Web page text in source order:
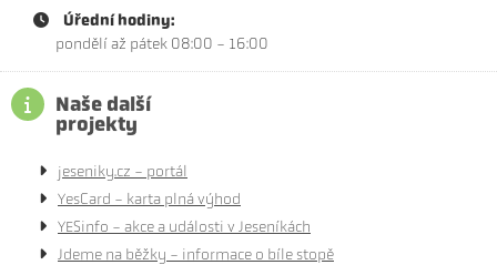
Úřední hodiny:
pondělí až pátek 08:00 - 16:00
Naše další
projekty
jeseniky.cz - portál
YesCard - karta plná výhod
YESinfo - akce a události v Jeseníkách
Jdeme na běžky - informace o bíle stopě